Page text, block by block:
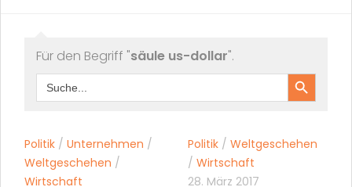
Für den Begriff "säule us-dollar".
Search
for:
Search Button
Politik / Unternehmen /
Weltgeschehen /
Wirtschaft
Politik / Weltgeschehen
/ Wirtschaft
28. März 2017